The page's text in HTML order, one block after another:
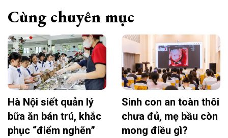
Cùng chuyên mục
Hà Nội siết quản lý
bữa ăn bán trú, khắc
phục “điểm nghẽn”
Sinh con an toàn thôi
chưa đủ, mẹ bầu còn
mong điều gì?